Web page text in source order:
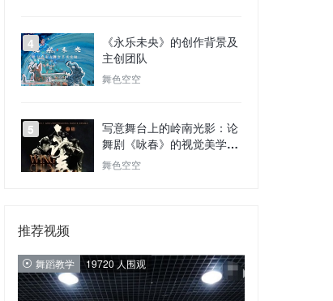
4
《永乐未央》的创作背景及
主创团队
舞色空空
5
写意舞台上的岭南光影：论
舞剧《咏春》的视觉美学建
构
舞色空空
推荐视频
舞蹈教学 19720 人围观